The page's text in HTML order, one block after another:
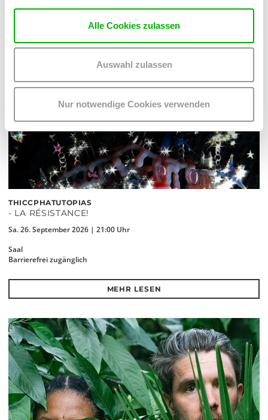
Alle Cookies zulassen
Auswahl zulassen
Nur notwendige Cookies verwenden
THICCPHATUTOPIAS
- LA RÉSISTANCE!
Sa. 26. September 2026 | 21:00 Uhr
Saal
Barrierefrei zugänglich
MEHR LESEN